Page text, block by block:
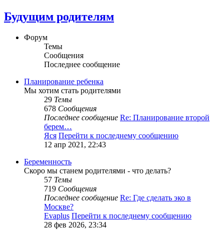
Будущим родителям
Форум
Темы
Сообщения
Последнее сообщение
Планирование ребенка
Мы хотим стать родителями
29 Темы
678 Сообщения
Последнее сообщение Re: Планирование второй
берем…
Яся Перейти к последнему сообщению
12 апр 2021, 22:43
Беременность
Скоро мы станем родителями - что делать?
57 Темы
719 Сообщения
Последнее сообщение Re: Где сделать эко в
Москве?
Evaplus Перейти к последнему сообщению
28 фев 2026, 23:34